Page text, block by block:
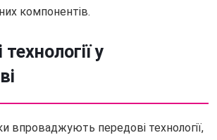
компонентів.
технології у
впроваджують передові технології,